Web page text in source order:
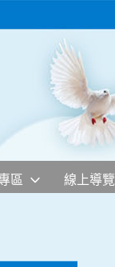
區 線上導覽